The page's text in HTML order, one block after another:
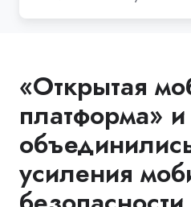
«Открытая
платформа»
усиления